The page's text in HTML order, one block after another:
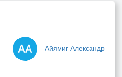
Айямиг Александр